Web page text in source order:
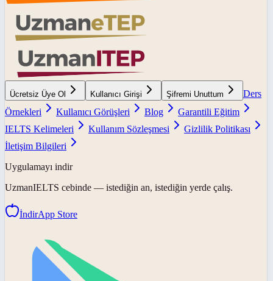
Ücretsiz Üye Ol Kullanıcı Girişi Şifremi Unuttum
Ders
Örnekleri
Kullanıcı Görüşleri Blog
Garantili Eğitim
IELTS Kelimeleri
Kullanım Sözleşmesi
Gizlilik Politikası
İletişim Bilgileri
Uygulamayı indir
UzmanIELTS cebinde — istediğin an, istediğin yerde çalış.
İndirApp Store